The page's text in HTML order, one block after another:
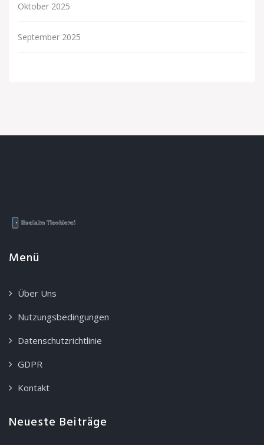
Oktober 2025
September 2025
Menü
Über Uns
Nutzungsbedingungen
Datenschutzrichtlinie
GDPR
Kontakt
Neueste Beiträge